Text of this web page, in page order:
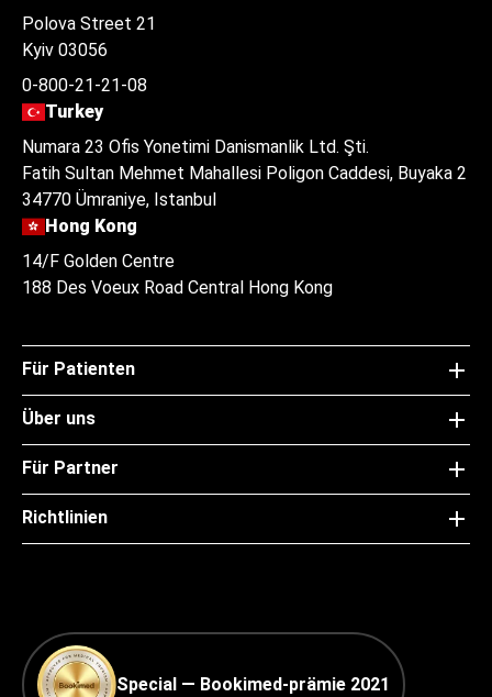
Polova Street 21
Kyiv 03056
0-800-21-21-08
Turkey
Numara 23 Ofis Yonetimi Danismanlik Ltd. Şti.
Fatih Sultan Mehmet Mahallesi Poligon Caddesi, Buyaka 2
34770 Ümraniye, Istanbul
Hong Kong
14/F Golden Centre
188 Des Voeux Road Central Hong Kong
Für Patienten
Über uns
Für Partner
Richtlinien
Special — Bookimed-prämie 2021